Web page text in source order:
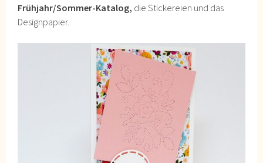
Frühjahr/Sommer-Katalog, die Stickereien und das
Designpapier.